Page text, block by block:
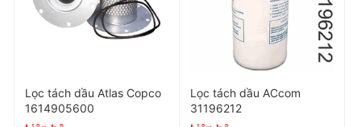
Thông số kỹ thuật
Lọc tách dầu Atlas Copco
1614905600
Lọc tách dầu ACcom
31196212